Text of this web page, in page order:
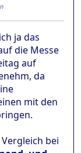
ja das
die Messe
auf
da
mit den
bei